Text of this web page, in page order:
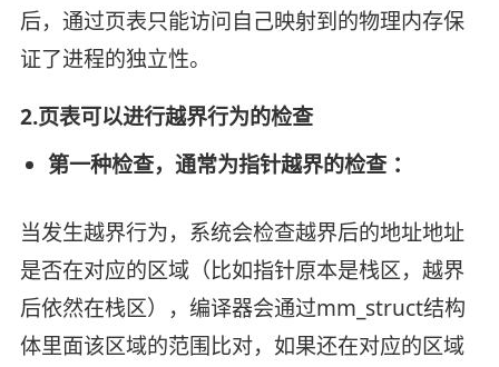
后，通过页表只能访问自己映射到的物理内存保
证了进程的独立性。
2.页表可以进行越界行为的检查
第一种检查，通常为指针越界的检查 ：
当发生越界行为，系统会检查越界后的地址地址
是否在对应的区域（比如指针原本是栈区，越界
后依然在栈区），编译器会通过mm_struct结构
体里面该区域的范围比对，如果还在对应的区域